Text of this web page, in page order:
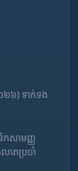
២៦) ទាក់ទង
សាមញ្ញ
ាភប្រចាំ